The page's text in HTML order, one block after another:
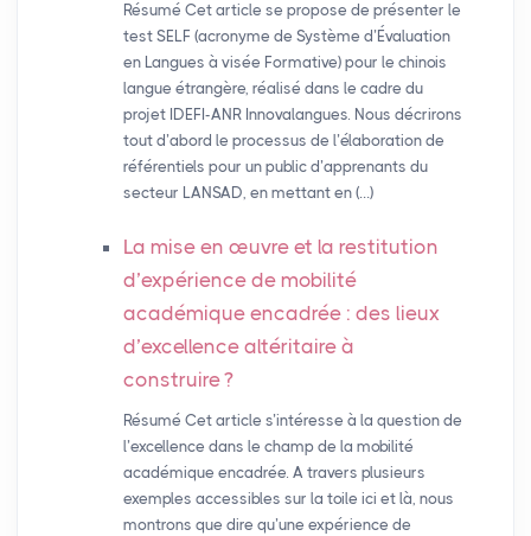
Résumé Cet article se propose de présenter le
test SELF (acronyme de Système d’Évaluation
en Langues à visée Formative) pour le chinois
langue étrangère, réalisé dans le cadre du
projet IDEFI-ANR Innovalangues. Nous décrirons
tout d’abord le processus de l’élaboration de
référentiels pour un public d’apprenants du
secteur LANSAD, en mettant en (…)
La mise en œuvre et la restitution
d’expérience de mobilité
académique encadrée : des lieux
d’excellence altéritaire à
construire?
Résumé Cet article s’intéresse à la question de
l’excellence dans le champ de la mobilité
académique encadrée. A travers plusieurs
exemples accessibles sur la toile ici et là, nous
montrons que dire qu’une expérience de